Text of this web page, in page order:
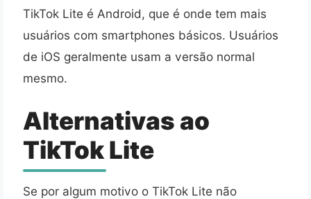
TikTok Lite é Android, que é onde tem mais
usuários com smartphones básicos. Usuários
de iOS geralmente usam a versão normal
mesmo.
Alternativas ao
TikTok Lite
Se por algum motivo o TikTok Lite não